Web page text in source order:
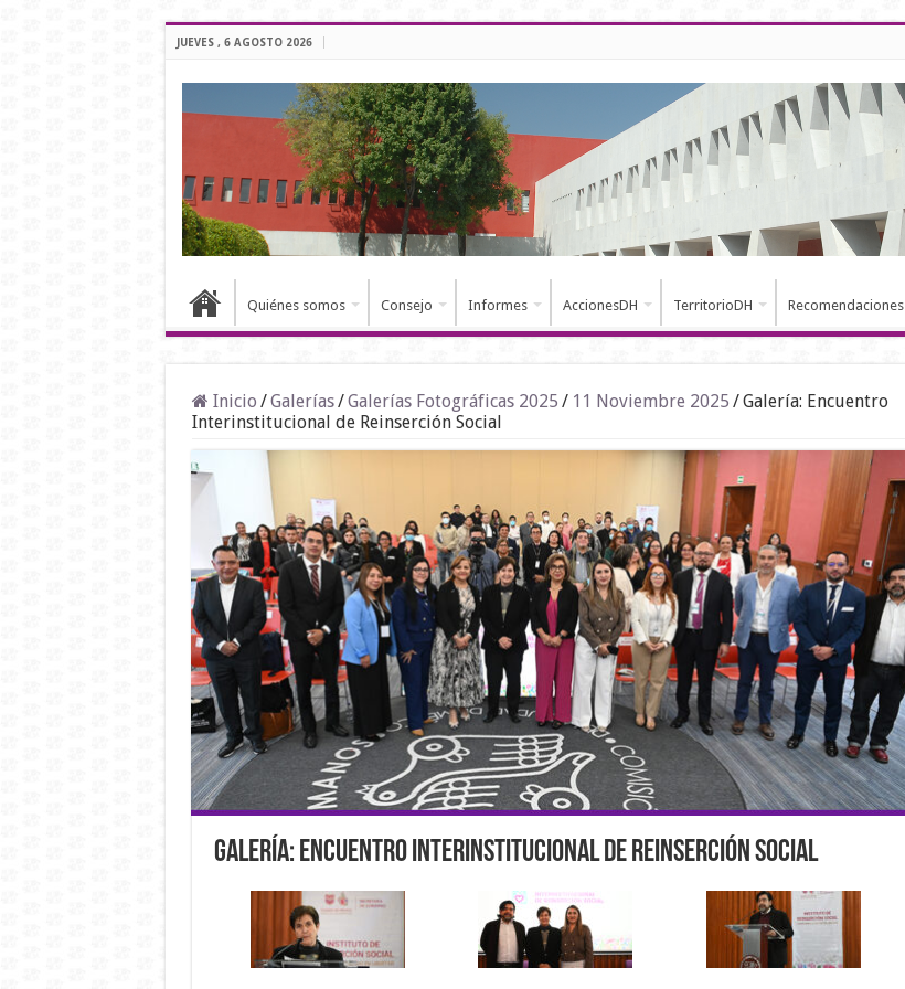
JUEVES , 6 AGOSTO 2026
Quiénes somos Consejo Informes AccionesDH TerritorioDH Recomendaciones
Inicio /Galerías/Galerías Fotográficas 2025 / 11 Noviembre 2025 /Galería: Encuentro
Interinstitucional de Reinserción Social
Galería: Encuentro Interinstitucional de Reinserción Social